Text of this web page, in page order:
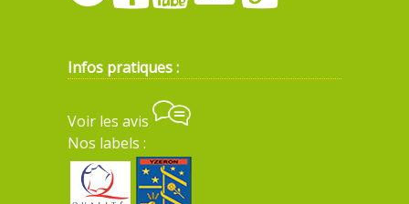
Infos pratiques :
Voir les avis
Nos labels :